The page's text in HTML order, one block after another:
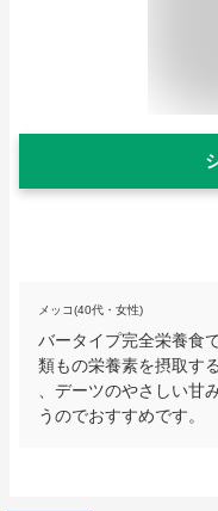
メッコ(40代・女性)
バータイプ完全栄養食
類もの栄養素を摂取す
、デーツのやさしい甘
うのでおすすめです。